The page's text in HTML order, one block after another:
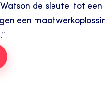
de sleutel tot
een